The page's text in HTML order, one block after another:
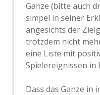
Ganze (bitte auch
simpel in seiner
angesichts der
trotzdem nicht
eine Liste mit
Spielereignissen in
Dass das Ganze in